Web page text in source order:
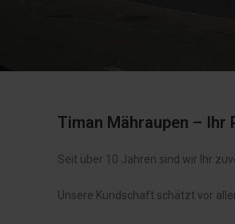
Timan Mähraupen –
Seit über 10 Jahren sind wir Ihr
Unsere Kundschaft schätzt vor